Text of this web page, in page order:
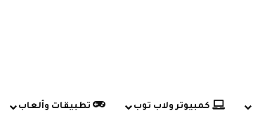
كمبيوتر ولاب توب تطبيقات وألعاب